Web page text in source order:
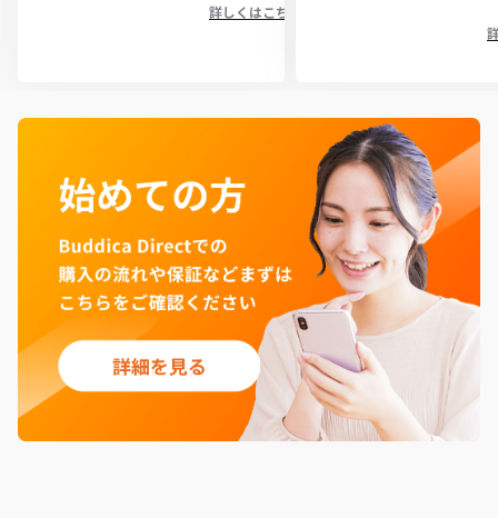
詳しくはこちら